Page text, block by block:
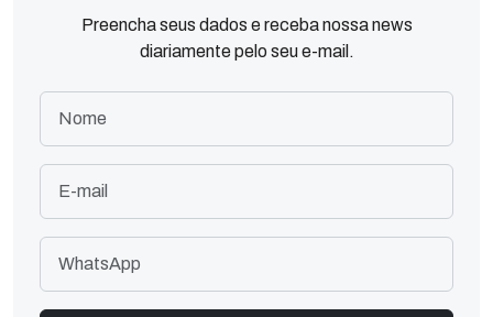
Preencha seus dados e receba nossa news
diariamente pelo seu e-mail.